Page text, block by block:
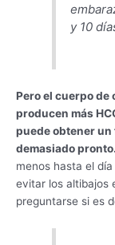
y 10
Pero el cuerpo de
producen más
puede obtener
demasiado pronto.
menos hasta el
evitar los altibajos
preguntarse si es